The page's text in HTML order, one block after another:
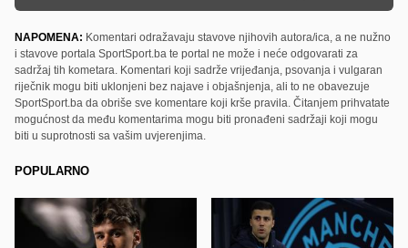
NAPOMENA: Komentari odražavaju stavove njihovih autora/ica, a ne nužno
i stavove portala SportSport.ba te portal ne može i neće odgovarati za
sadržaj tih kometara. Komentari koji sadrže vrijeđanja, psovanja i vulgaran
riječnik mogu biti uklonjeni bez najave i objašnjenja, ali to ne obavezuje
SportSport.ba da obriše sve komentare koji krše pravila. Čitanjem prihvatate
mogućnost da među komentarima mogu biti pronađeni sadržaji koji mogu
biti u suprotnosti sa vašim uvjerenjima.
POPULARNO